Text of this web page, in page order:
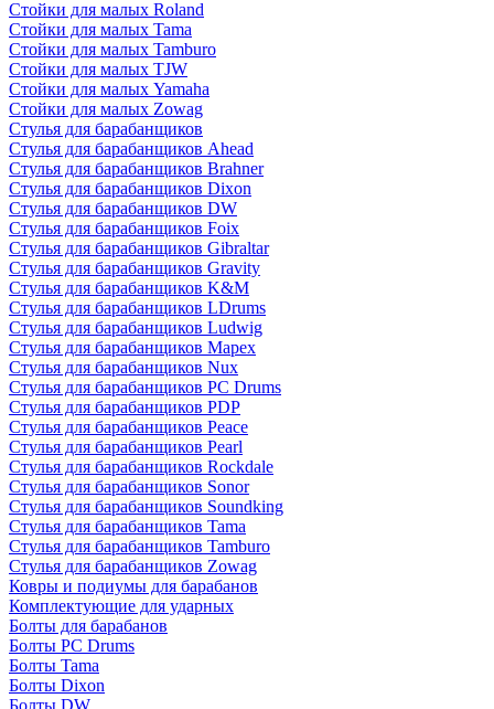
Стойки для малых Roland
Стойки для малых Tama
Стойки для малых Tamburo
Стойки для малых TJW
Стойки для малых Yamaha
Стойки для малых Zowag
Стулья для барабанщиков
Стулья для барабанщиков Ahead
Стулья для барабанщиков Brahner
Стулья для барабанщиков Dixon
Стулья для барабанщиков DW
Стулья для барабанщиков Foix
Стулья для барабанщиков Gibraltar
Стулья для барабанщиков Gravity
Стулья для барабанщиков K&M
Стулья для барабанщиков LDrums
Стулья для барабанщиков Ludwig
Стулья для барабанщиков Mapex
Стулья для барабанщиков Nux
Стулья для барабанщиков PC Drums
Стулья для барабанщиков PDP
Стулья для барабанщиков Peace
Стулья для барабанщиков Pearl
Стулья для барабанщиков Rockdale
Стулья для барабанщиков Sonor
Стулья для барабанщиков Soundking
Стулья для барабанщиков Tama
Стулья для барабанщиков Tamburo
Стулья для барабанщиков Zowag
Ковры и подиумы для барабанов
Комплектующие для ударных
Болты для барабанов
Болты PC Drums
Болты Tama
Болты Dixon
Болты DW